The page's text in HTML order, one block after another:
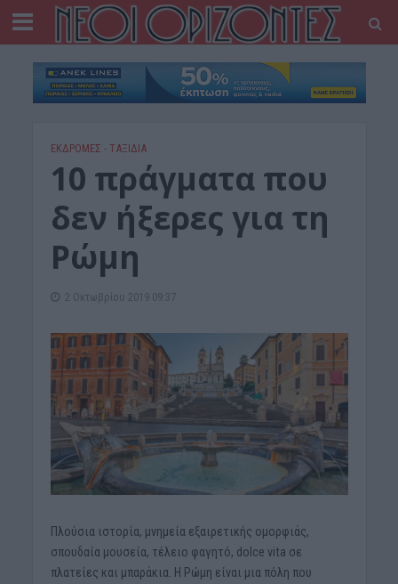
ΕΚΔΡΟΜΈΣ - ΤΑΞΊΔΙΑ
10 πράγματα που
δεν ήξερες για τη
Ρώμη
2 Οκτωβρίου 2019 09:37
Πλούσια ιστορία, μνημεία εξαιρετικής ομορφιάς,
σπουδαία μουσεία, τέλειο φαγητό, dolce vita σε
πλατείες και μπαράκια. Η Ρώμη είναι μια πόλη που